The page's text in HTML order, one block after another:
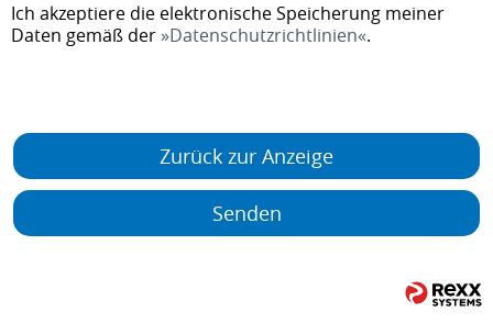
Ich akzeptiere die elektronische Speicherung meiner
Daten gemäß der Datenschutzrichtlinien .
Zurück zur Anzeige
Senden